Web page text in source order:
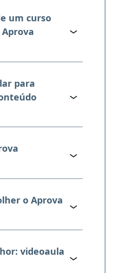
um curso
para
o Aprova
videoaula